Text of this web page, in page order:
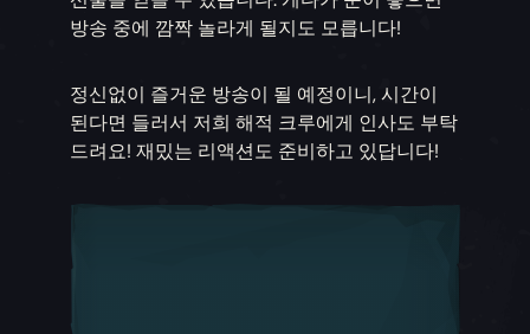
방송 중에 깜짝 놀라게 될지도 모릅니다!
정신없이 즐거운 방송이 될 예정이니, 시간이
된다면 들러서 저희 해적 크루에게 인사도 부탁
드려요! 재밌는 리액션도 준비하고 있답니다!